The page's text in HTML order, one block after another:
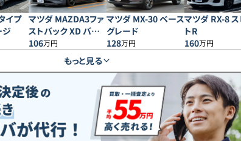
イプ
ジ
マツダ MAZDA3ファ
ストバック XD バー
ガンディセレクション
106万円
マツダ MX-30 ベース
グレード
128万円
マツダ RX-8 ス
トR
160万円
もっと見る